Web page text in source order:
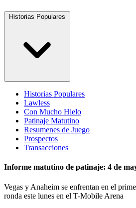
Historias Populares
Historias Populares
Lawless
Con Mucho Hielo
Patinaje Matutino
Resumenes de Juego
Prospectos
Transacciones
Informe matutino de patinaje: 4 de
Vegas y Anaheim se enfrentan en el
ronda este lunes en el T-Mobile Arena